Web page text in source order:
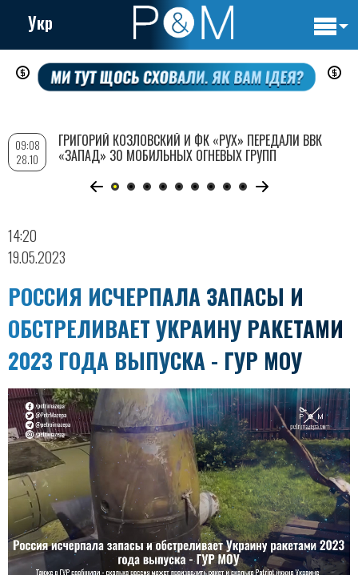
Перейти
содержанию
Укр
14:20
19.05.2023
РОССИЯ ИСЧЕРПАЛА ЗАПАСЫ И
ОБСТРЕЛИВАЕТ УКРАИНУ РАКЕТАМИ
2023 ГОДА ВЫПУСКА - ГУР МОУ
09:08
28.10
ГРИГОРИЙ КОЗЛОВСКИЙ И ФК «РУХ» ПЕРЕДАЛИ ВВК
«ЗАПАД» 30 МОБИЛЬНЫХ ОГНЕВЫХ ГРУПП